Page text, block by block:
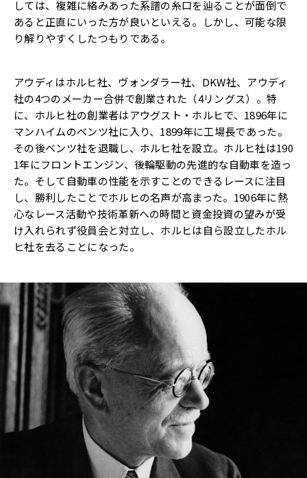
しては、複雑に絡みあった系譜の糸口を辿ることが面倒で
あると正直にいった方が良いといえる。しかし、可能な限
り解りやすくしたつもりである。
アウディはホルヒ社、ヴォンダラー社、DKW社、アウディ
社の4つのメーカー合併で創業された（4リングス）。特
に、ホルヒ社の創業者はアウグスト・ホルヒで、1896年に
マンハイムのベンツ社に入り、1899年に工場長であった。
その後ベンツ社を退職し、ホルヒ社を設立。ホルヒ社は190
1年にフロントエンジン、後輪駆動の先進的な自動車を造っ
た。そして自動車の性能を示すことのできるレースに注目
し、勝利したことでホルヒの名声が高まった。1906年に熱
心なレース活動や技術革新への時間と資金投資の望みが受
け入れられず役員会と対立し、ホルヒは自ら設立したホル
ヒ社を去ることになった。